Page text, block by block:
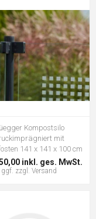
Kompostsilo
mit
141 x 141 x 100 cm
inkl. ges. MwSt.
ggf. zzgl. Versand